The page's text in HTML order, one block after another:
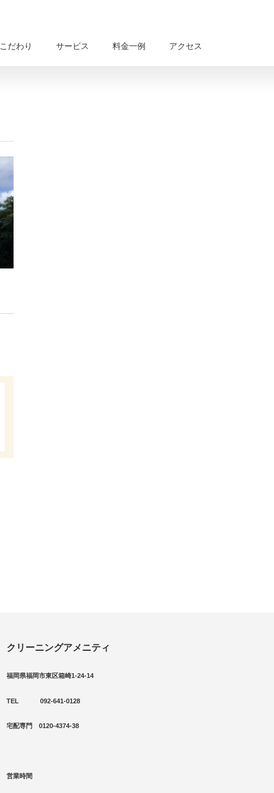
こだわり サービス 料金一例 アクセス
クリーニングアメニティ
福岡県福岡市東区箱崎1-24-14
TEL 092-641-0128
宅配専門 0120-4374-38
営業時間